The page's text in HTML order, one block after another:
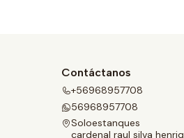
Contáctanos
+56968957708
56968957708
Soloestanques
cardenal raul silva